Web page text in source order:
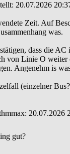
20.07.2026
Zeit. Auf
was.
dass die
von Linie O weiter
Angenehm is
(einzelner
20.07.2026
gut?